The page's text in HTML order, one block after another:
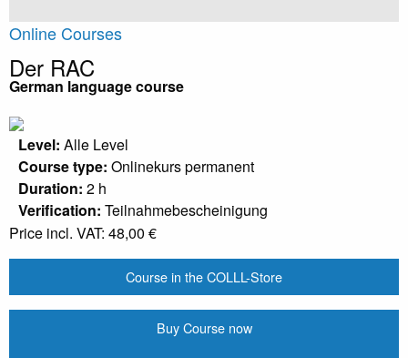
Online Courses
Der RAC
German language course
Level: Alle Level
Course type: Onlinekurs permanent
Duration: 2 h
Verification: Teilnahmebescheinigung
Price incl. VAT: 48,00 €
Course in the COLLL-Store
Buy Course now